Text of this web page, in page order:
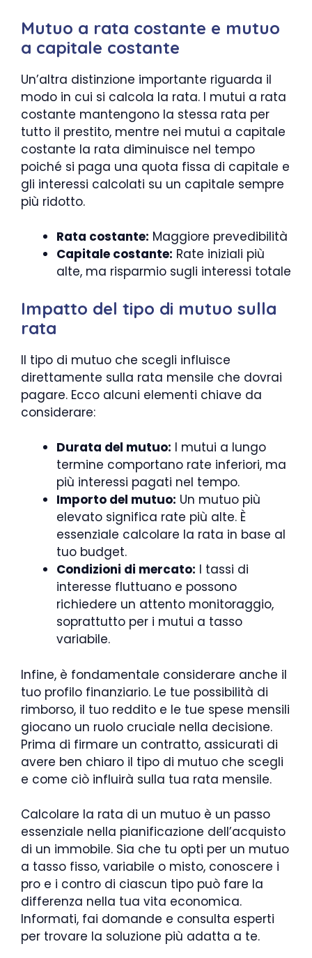
Mutuo a rata costante e mutuo
a capitale costante
Un’altra distinzione importante riguarda il
modo in cui si calcola la rata. I mutui a rata
costante mantengono la stessa rata per
tutto il prestito, mentre nei mutui a capitale
costante la rata diminuisce nel tempo
poiché si paga una quota fissa di capitale e
gli interessi calcolati su un capitale sempre
più ridotto.
Rata costante: Maggiore prevedibilità
Capitale costante: Rate iniziali più
alte, ma risparmio sugli interessi totale
Impatto del tipo di mutuo sulla
rata
Il tipo di mutuo che scegli influisce
direttamente sulla rata mensile che dovrai
pagare. Ecco alcuni elementi chiave da
considerare:
Durata del mutuo: I mutui a lungo
termine comportano rate inferiori, ma
più interessi pagati nel tempo.
Importo del mutuo: Un mutuo più
elevato significa rate più alte. È
essenziale calcolare la rata in base al
tuo budget.
Condizioni di mercato: I tassi di
interesse fluttuano e possono
richiedere un attento monitoraggio,
soprattutto per i mutui a tasso
variabile.
Infine, è fondamentale considerare anche il
tuo profilo finanziario. Le tue possibilità di
rimborso, il tuo reddito e le tue spese mensili
giocano un ruolo cruciale nella decisione.
Prima di firmare un contratto, assicurati di
avere ben chiaro il tipo di mutuo che scegli
e come ciò influirà sulla tua rata mensile.
Calcolare la rata di un mutuo è un passo
essenziale nella pianificazione dell’acquisto
di un immobile. Sia che tu opti per un mutuo
a tasso fisso, variabile o misto, conoscere i
pro e i contro di ciascun tipo può fare la
differenza nella tua vita economica.
Informati, fai domande e consulta esperti
per trovare la soluzione più adatta a te.